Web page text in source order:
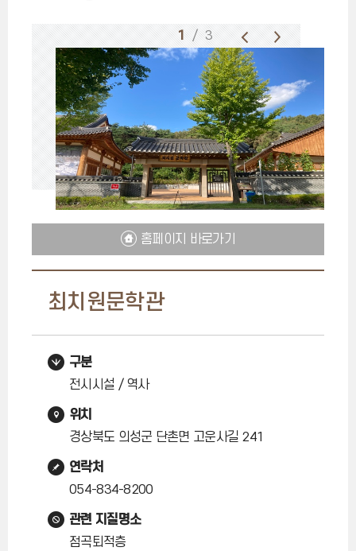
1 / 3
최치원문학관
홈페이지 바로가기
구분
전시시설 / 역사
위치
경상북도 의성군 단촌면 고운사길 241
연락처
054-834-8200
관련 지질명소
점곡퇴적층